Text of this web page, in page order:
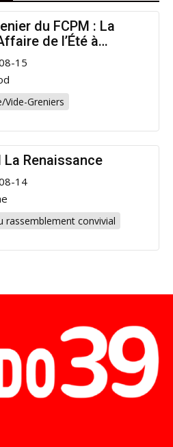
du FCPM : La
de l’Été à
! 15
Vide-Greniers
La Renaissance
14
rassemblement convivial